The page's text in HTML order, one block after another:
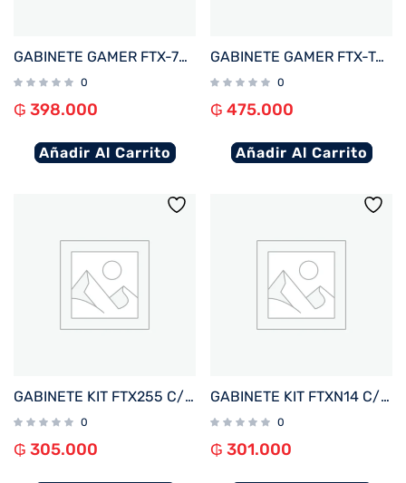
GABINETE GAMER FTX-702BK VIDRIO TEMPLADO MATX/MITX NEGRO
0
₲ 398.000
Añadir Al Carrito
GABINETE GAMER FTX-TANKWH VIDRIO TEMPLADO AQUARIO ATX/MATX/MITX BLANCO
0
₲ 475.000
Añadir Al Carrito
GABINETE KIT FTX255 C/FUENTE 500W MOUSE+TECL+SPK+LAT FRON TRANSP MATX/MITX
0
₲ 305.000
GABINETE KIT FTXN14 C/FUENTE 500W MOUSE+TECL+SPK+LATERAL TRANSP MATX/MITX
0
₲ 301.000